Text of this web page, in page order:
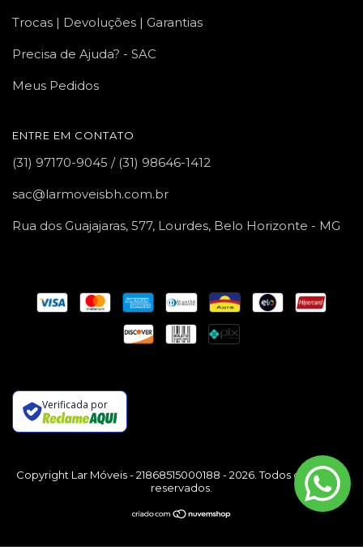
Trocas | Devoluções | Garantias
Precisa de Ajuda? - SAC
Meus Pedidos
ENTRE EM CONTATO
(31) 97170-9045 / (31) 98646-1412
sac@larmoveisbh.com.br
Rua dos Guajajaras, 577, Lourdes, Belo Horizonte - MG
Verificada por
Copyright Lar Móveis - 21868515000188 - 2026. Todos os direitos
reservados.